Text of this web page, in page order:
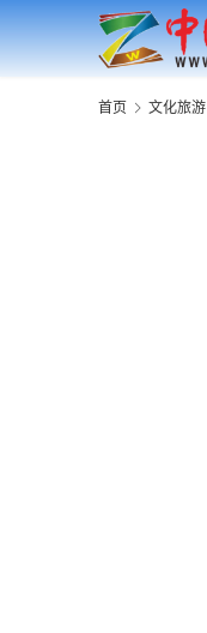
首页 文化旅游